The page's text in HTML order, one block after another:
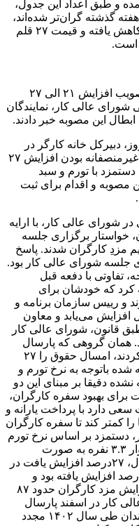
و طبق اعداد این جدول،
هفته گذشته گران‌تر شده‌اند،
قیمت ۶ قلم کالا، نسبت به هفته قبل کاهش یافته و قیمت ۲۷ قلم
است.
از روزهای آغازین امسال و به دنبال تصویب افزایش ۲۱ الی ۲۷
عالی کار، نمایندگان
این مصوبه خبر دادند.
دبیرکل خانه کارگر در
ضیافت افطار با کارگران، با تاکید بر «غیرمنصفانه بودن افزایش ۲۷
با تورم و سبد
مصوبه و اقدام برای ثبت
در شورای عالی کار، با ارایه
خواستار برگزاری جلسه
مزدِ کارگران شدند. پاسخ
جلسه شورای عالی کار بود.
تفاوتی با دفعه قبل
کرد که خودشان برای
و رییس سازمان برنامه و
می‌یابد و معاون
قانون، شورای عالی کار
همان گروهی که پارسال
افزایش ۵۷ درصدی حقوق را مصوب کردند، امسال حقوق را ۲۷
شده باتوجه به نرخ تورم و
دقیقا بر مبنای این دو
برای بهبود سفره کارگران،
دارد با پرداخت یارانه و
کمتر کند تا سفره کارگران
ماده ۴۱قانون کار، دستمزد بر اساس نرخ تورم
و سبد معیشت متناسب با نیاز یک خانوار ۳.۳ نفره به صورت
سه‌جانبه تعیین می‌شود. دستمزد امسال، ۲۷درصد افزایش یافت در
که دستمزد ۱۴۰۱ هم حدود ۵۷ درصد افزایش یافته بود و
بنابراین، در دوسال گذشته مجموع افزایش مزد کارگران حدود ۸۷
کار در اسفند پارسال
مقرر شد در صورتی که دستمزد کارمندان طی سال ۱۴۰۲ مجدد